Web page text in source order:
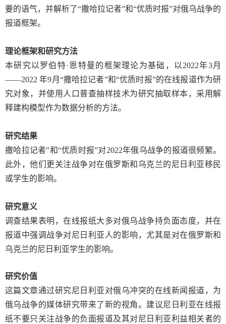
要的语气，并解析了“撒哈拉记者”和“优质时报”对俄乌战争的
报道框架。
理论框架和研究方法
本研究以罗伯特·恩特曼的框架理论为基础，以 2022年3月
——2022年9月“撒哈拉记者”和“优质时报”的在线报道作为研
究对象，并使用人口普查抽样技术为研究抽取样本，采用解
释建构模型作为数据分析的方法。
研究结果
撒哈拉记者”和“优质时报”对2022年俄乌战争的报道很频繁。
此外，他们更关注战争对在俄罗斯和乌克兰的尼日利亚移民
或学生的影响。
研究意义
调查结果表明，在线报纸大多对俄乌战争持负面态度，并在
报道中强调战争对尼日利亚人的影响，尤其是对在俄罗斯和
乌克兰的尼日利亚学生的影响。
研究价值
这篇文章通过研究尼日利亚对俄乌冲突的在线新闻报道，为
俄乌战争的媒体研究带来了新的视角。建议尼日利亚在线报
纸不要只关注战争的负面报道及其对尼日利亚利益相关者的